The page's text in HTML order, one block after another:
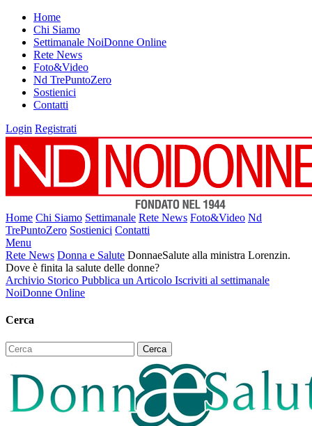
Home
Chi Siamo
Settimanale NoiDonne Online
Rete News
Foto&Video
Nd TrePuntoZero
Sostienici
Contatti
Login Registrati
Home Chi Siamo Settimanale Rete News Foto&Video Nd
TrePuntoZero Sostienici Contatti
Menu
Rete News Donna e Salute DonnaeSalute alla ministra Lorenzin.
Dove è finita la salute delle donne?
Archivio Storico Pubblica un Articolo Iscriviti al settimanale
NoiDonne Online
Cerca